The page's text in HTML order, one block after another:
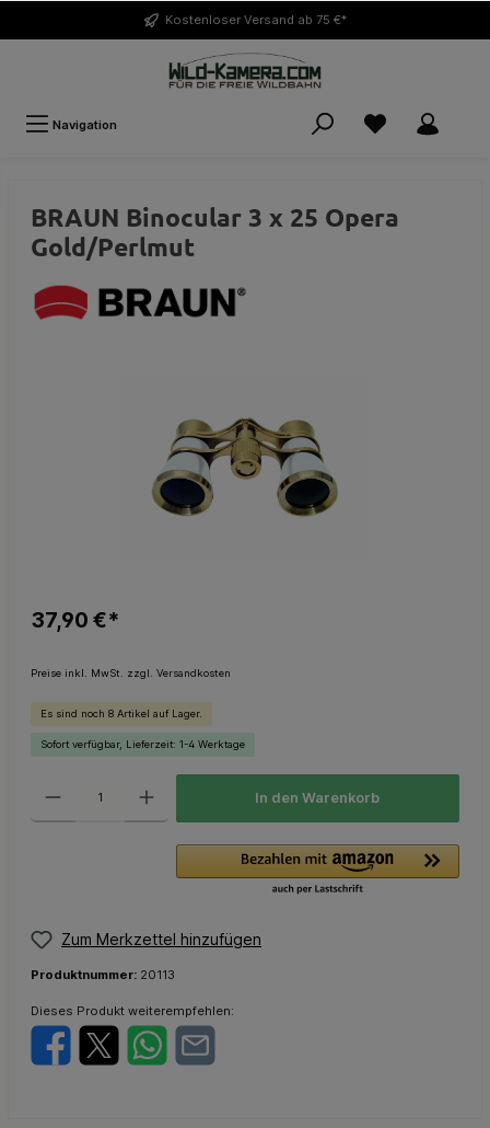
Kostenloser Versand ab 75 €*
Navigation
BRAUN Binocular 3 x 25 Opera
Gold/Perlmut
37,90 €*
Preise inkl. MwSt. zzgl. Versandkosten
Es sind noch 8 Artikel auf Lager.
Sofort verfügbar, Lieferzeit: 1-4 Werktage
In den Warenkorb
Zum Merkzettel hinzufügen
Produktnummer: 20113
Dieses Produkt weiterempfehlen: